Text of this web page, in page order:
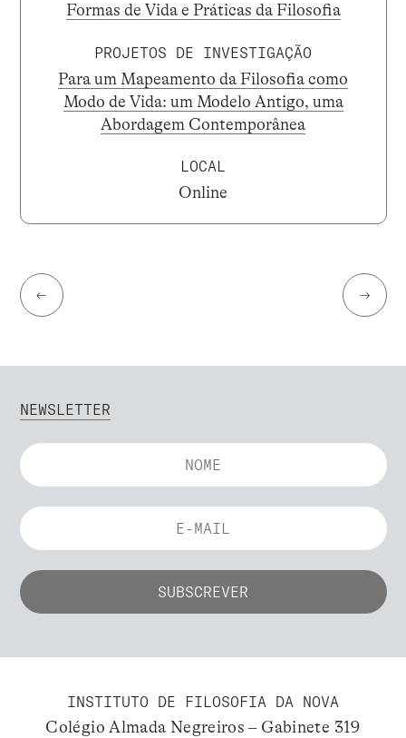
Formas de Vida e Práticas da Filosofia
PROJETOS DE INVESTIGAÇÃO
Para um Mapeamento da Filosofia como
Modo de Vida: um Modelo Antigo, uma
Abordagem Contemporânea
LOCAL
Online
← →
NEWSLETTER
INSTITUTO DE FILOSOFIA DA NOVA
Colégio Almada Negreiros – Gabinete 319